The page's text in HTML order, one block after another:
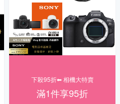
下殺95折⬅︎ 相機大特賣
滿1件享95折